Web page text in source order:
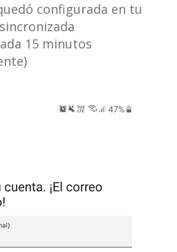
configurada en tu
15 minutos